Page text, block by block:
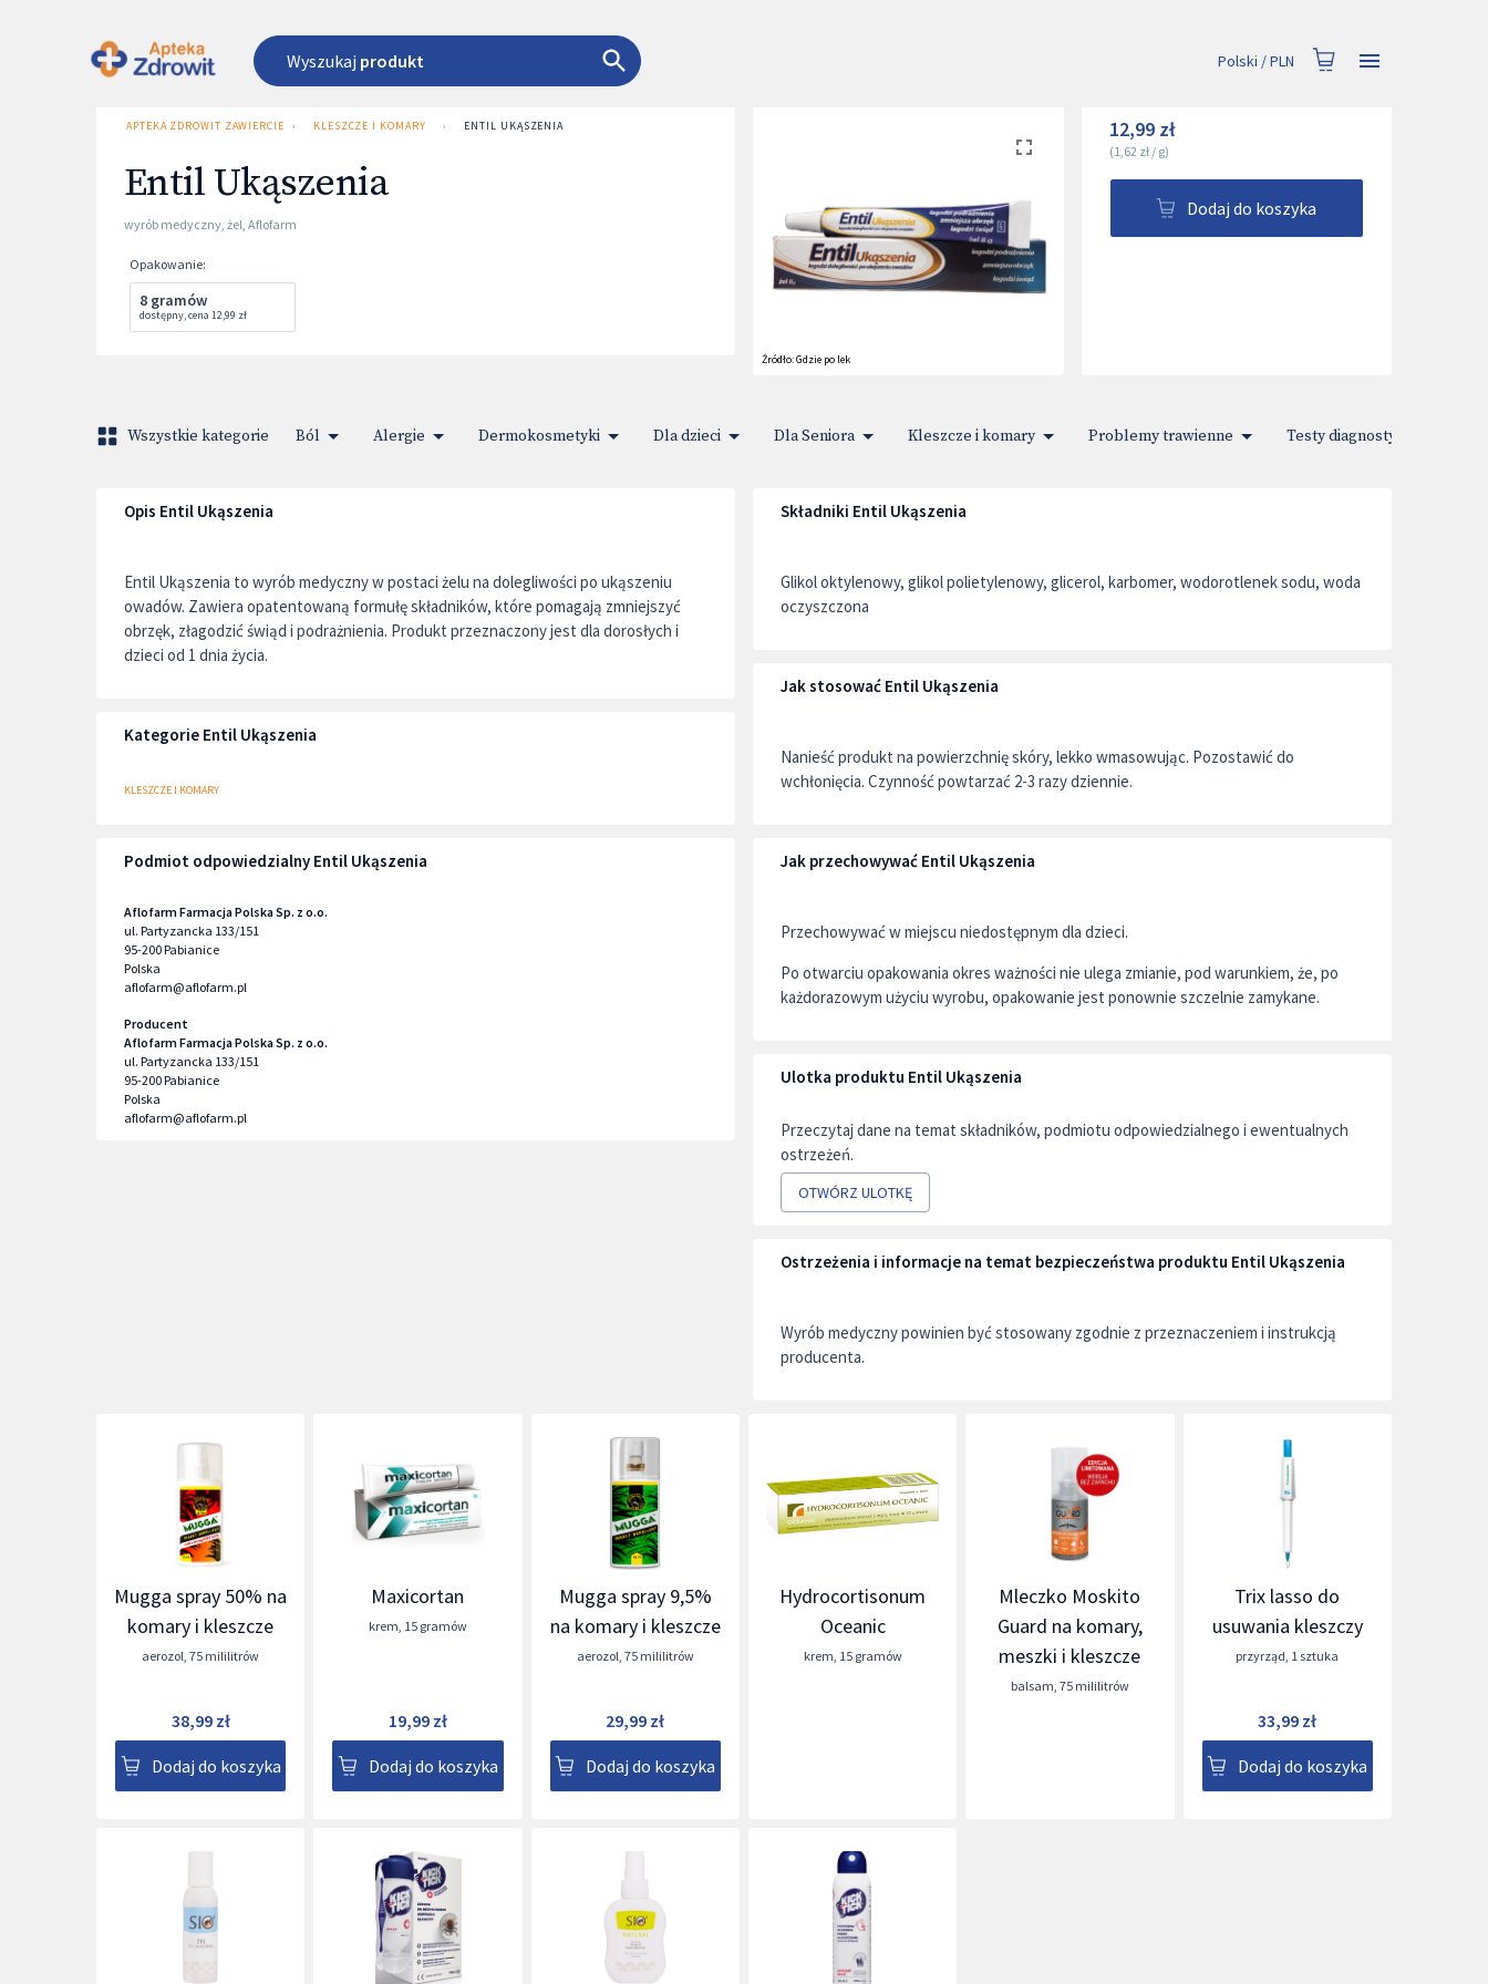
Wyszukaj produkt Polski /PLN
APTEKA ZDROWIT ZAWIERCIE UL. 3 MAJA 1
› KLESZCZE I KOMARY › ENTIL UKĄSZENIA
Entil Ukąszenia
wyrób medyczny, żel, Aflofarm
Opakowanie:
8 gramów
dostępny,cena 12,99 zł
Źródło:Gdzie po lek
12,99 zł
(1,62 zł/ g)
Dodaj do koszyka
Wszystkie kategorie Ból Alergie Dermokosmetyki Dla dzieci Dla Seniora Kleszcze i komary Problemy trawienne Testy diagnostyczne
Opis Entil Ukąszenia
Entil Ukąszenia to wyrób medyczny w postaci żelu na dolegliwości po ukąszeniu
owadów. Zawiera opatentowaną formułę składników, które pomagają zmniejszyć
obrzęk, złagodzić świąd i podrażnienia. Produkt przeznaczony jest dla dorosłych i
dzieci od 1 dnia życia.
Kategorie Entil Ukąszenia
KLESZCZE I KOMARY
Podmiot odpowiedzialny Entil Ukąszenia
Aflofarm Farmacja Polska Sp. z o.o.
ul. Partyzancka 133/151
95-200Pabianice
Polska
aflofarm@aflofarm.pl
Producent
Aflofarm Farmacja Polska Sp. z o.o.
ul. Partyzancka 133/151
95-200Pabianice
Polska
aflofarm@aflofarm.pl
Składniki Entil Ukąszenia
Glikol oktylenowy, glikol polietylenowy, glicerol, karbomer, wodorotlenek sodu, woda
oczyszczona
Jak stosować Entil Ukąszenia
Nanieść produkt na powierzchnię skóry, lekko wmasowując. Pozostawić do
wchłonięcia. Czynność powtarzać 2-3 razy dziennie.
Jak przechowywać Entil Ukąszenia
Przechowywać w miejscu niedostępnym dla dzieci.
Po otwarciu opakowania okres ważności nie ulega zmianie, pod warunkiem, że, po
każdorazowym użyciu wyrobu, opakowanie jest ponownie szczelnie zamykane.
Ulotka produktu Entil Ukąszenia
Przeczytaj dane na temat składników, podmiotu odpowiedzialnego i ewentualnych
ostrzeżeń.
OTWÓRZ ULOTKĘ
Ostrzeżenia i informacje na temat bezpieczeństwa produktu Entil Ukąszenia
Wyrób medyczny powinien być stosowany zgodnie z przeznaczeniem i instrukcją
producenta.
Mugga spray 50% na
komary i kleszcze
aerozol,75 mililitrów
38,99 zł
Dodaj do koszyka
Maxicortan
krem, 15 gramów
19,99 zł
Dodaj do koszyka
Mugga spray 9,5%
na komary i kleszcze
aerozol, 75 mililitrów
29,99 zł
Dodaj do koszyka
Hydrocortisonum
Oceanic
krem, 15 gramów
Mleczko Moskito
Guard na komary,
meszki i kleszcze
balsam, 75 mililitrów
Trix lasso do
usuwania kleszczy
przyrząd, 1 sztuka
33,99 zł
Dodaj do koszyka